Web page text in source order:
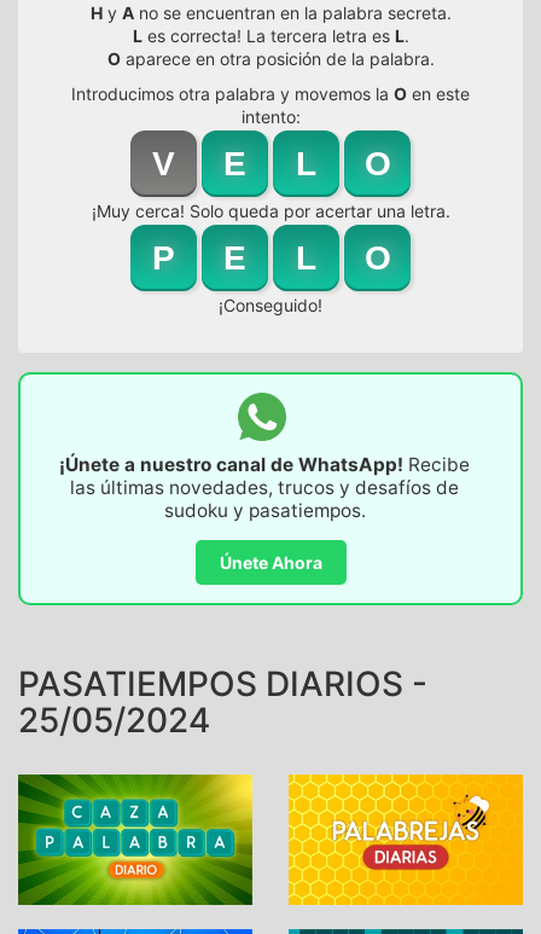
Hy Ano se encuentran en la palabra secreta.
Les correcta! La tercera letra es L.
Oaparece en otra posición de la palabra.
Introducimos otra palabra y movemos la O en este
intento:
V E L O
¡Muy cerca! Solo queda por acertar una letra.
P E L O
¡Conseguido!
¡Únete a nuestro canal de WhatsApp! Recibe
las últimas novedades, trucos y desafíos de
sudoku y pasatiempos.
Únete Ahora
PASATIEMPOS DIARIOS -
25/05/2024